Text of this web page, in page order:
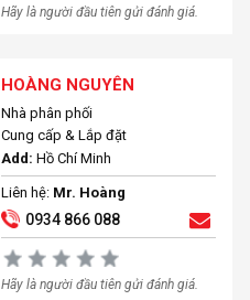
Hãy là người đầu tiên gửi đánh giá.
HOÀNG NGUYÊN
Nhà phân phối
Cung cấp & Lắp đặt
Add: Hồ Chí Minh
Liên hệ: Mr. Hoàng
0934 866 088
Hãy là người đầu tiên gửi đánh giá.